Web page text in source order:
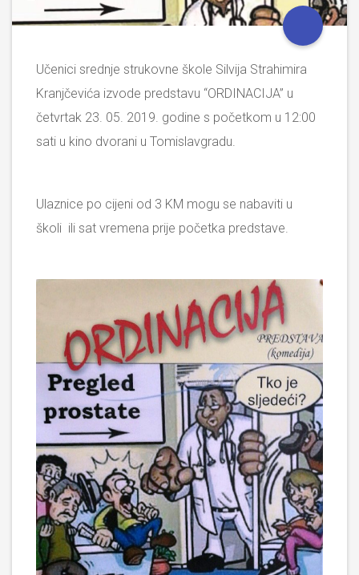
Učenici srednje strukovne škole Silvija Strahimira
Kranjčevića izvode predstavu “ORDINACIJA” u
četvrtak 23. 05. 2019. godine s početkom u 12:00
sati u kino dvorani u Tomislavgradu.
Ulaznice po cijeni od 3 KM mogu se nabaviti u
školi ili sat vremena prije početka predstave.